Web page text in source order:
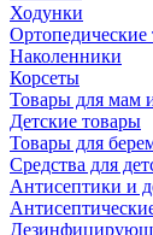
Ходунки
Ортопедические
Наколенники
Корсеты
Товары для мам
Детские товары
Товары для
Средства для
Антисептики и